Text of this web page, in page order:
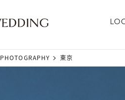
PHOTOGRAPHY 東京